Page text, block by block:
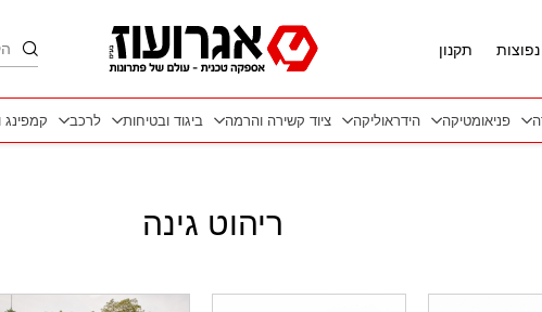
חיפוש
תקנון
פניאומטיקה הידראוליקה ציוד קשירה והרמה ביגוד ובטיחות לרכב קמפינג
ריהוט גינה